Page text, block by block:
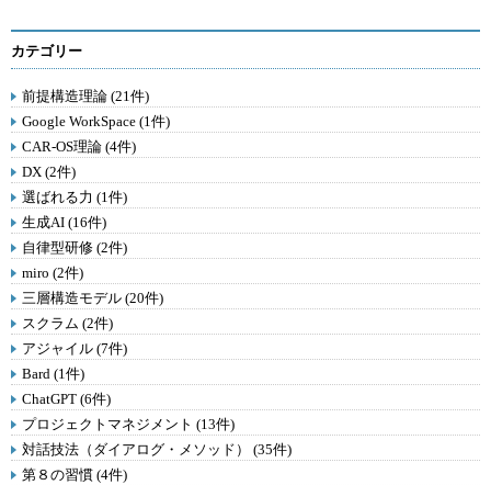
カテゴリー
前提構造理論 (21件)
Google WorkSpace (1件)
CAR-OS理論 (4件)
DX (2件)
選ばれる力 (1件)
生成AI (16件)
自律型研修 (2件)
miro (2件)
三層構造モデル (20件)
スクラム (2件)
アジャイル (7件)
Bard (1件)
ChatGPT (6件)
プロジェクトマネジメント (13件)
対話技法（ダイアログ・メソッド） (35件)
第８の習慣 (4件)